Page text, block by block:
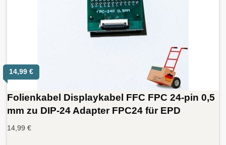
14,99 €
Folienkabel Displaykabel FFC FPC 24-pin 0,5
mm zu DIP-24 Adapter FPC24 für EPD
14,99 €